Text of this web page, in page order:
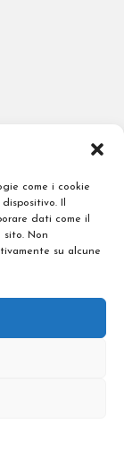
come i cookie
Il
dati come il
sito. Non
su alcune
P.Iva